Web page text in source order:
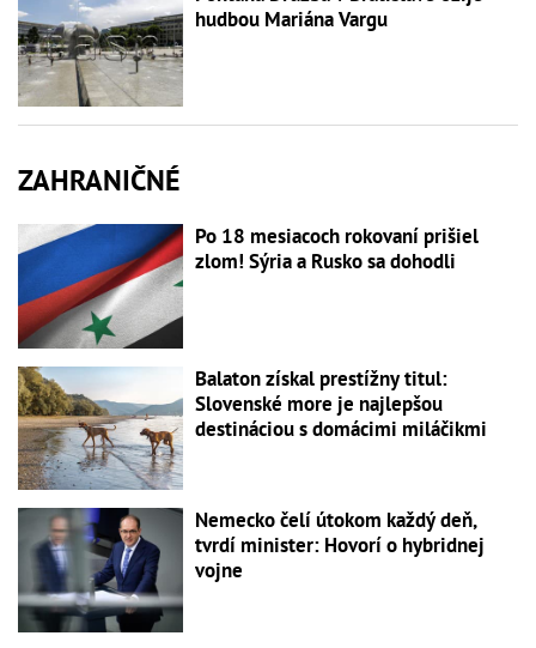
hudbou Mariána Vargu
ZAHRANIČNÉ
Po 18 mesiacoch rokovaní prišiel
zlom! Sýria a Rusko sa dohodli
Balaton získal prestížny titul:
Slovenské more je najlepšou
destináciou s domácimi miláčikmi
Nemecko čelí útokom každý deň,
tvrdí minister: Hovorí o hybridnej
vojne